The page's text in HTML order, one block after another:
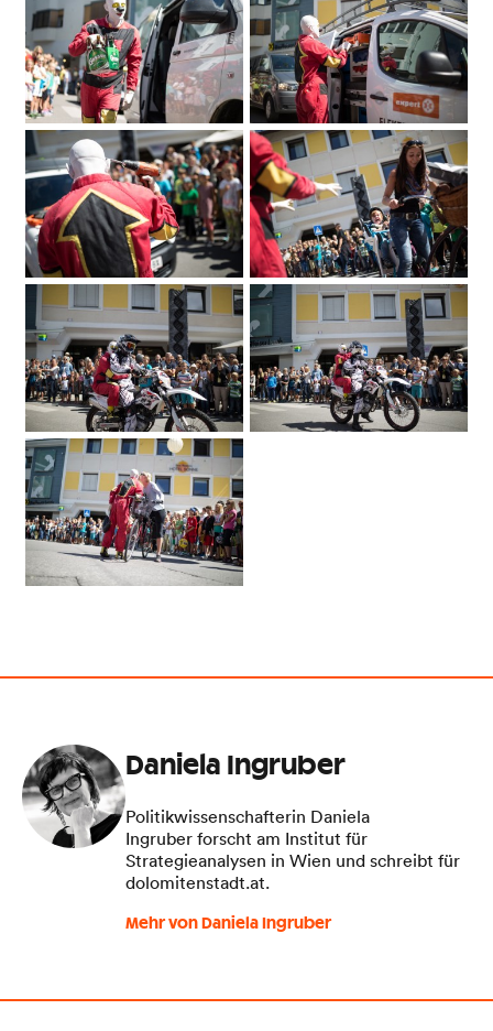
Daniela Ingruber
Politikwissenschafterin Daniela
Ingruber forscht am Institut für
Strategieanalysen in Wien und schreibt für
dolomitenstadt.at.
Mehr von Daniela Ingruber